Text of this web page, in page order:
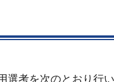
考を次のとおり行い